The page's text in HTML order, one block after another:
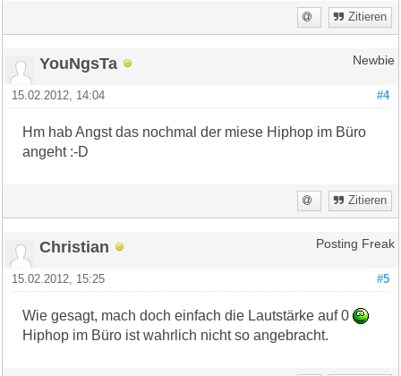
Zitieren
YouNgsTa Newbie
#4
15.02.2012, 14:04
Hm hab Angst das nochmal der miese Hiphop im Büro
angeht :-D
Zitieren
Christian Posting Freak
#5
15.02.2012, 15:25
Wie gesagt, mach doch einfach die Lautstärke auf 0
Hiphop im Büro ist wahrlich nicht so angebracht.